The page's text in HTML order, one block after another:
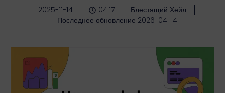
2025-11-14 04:17
Блестящий Хейл
Последнее обновление 2026-04-14